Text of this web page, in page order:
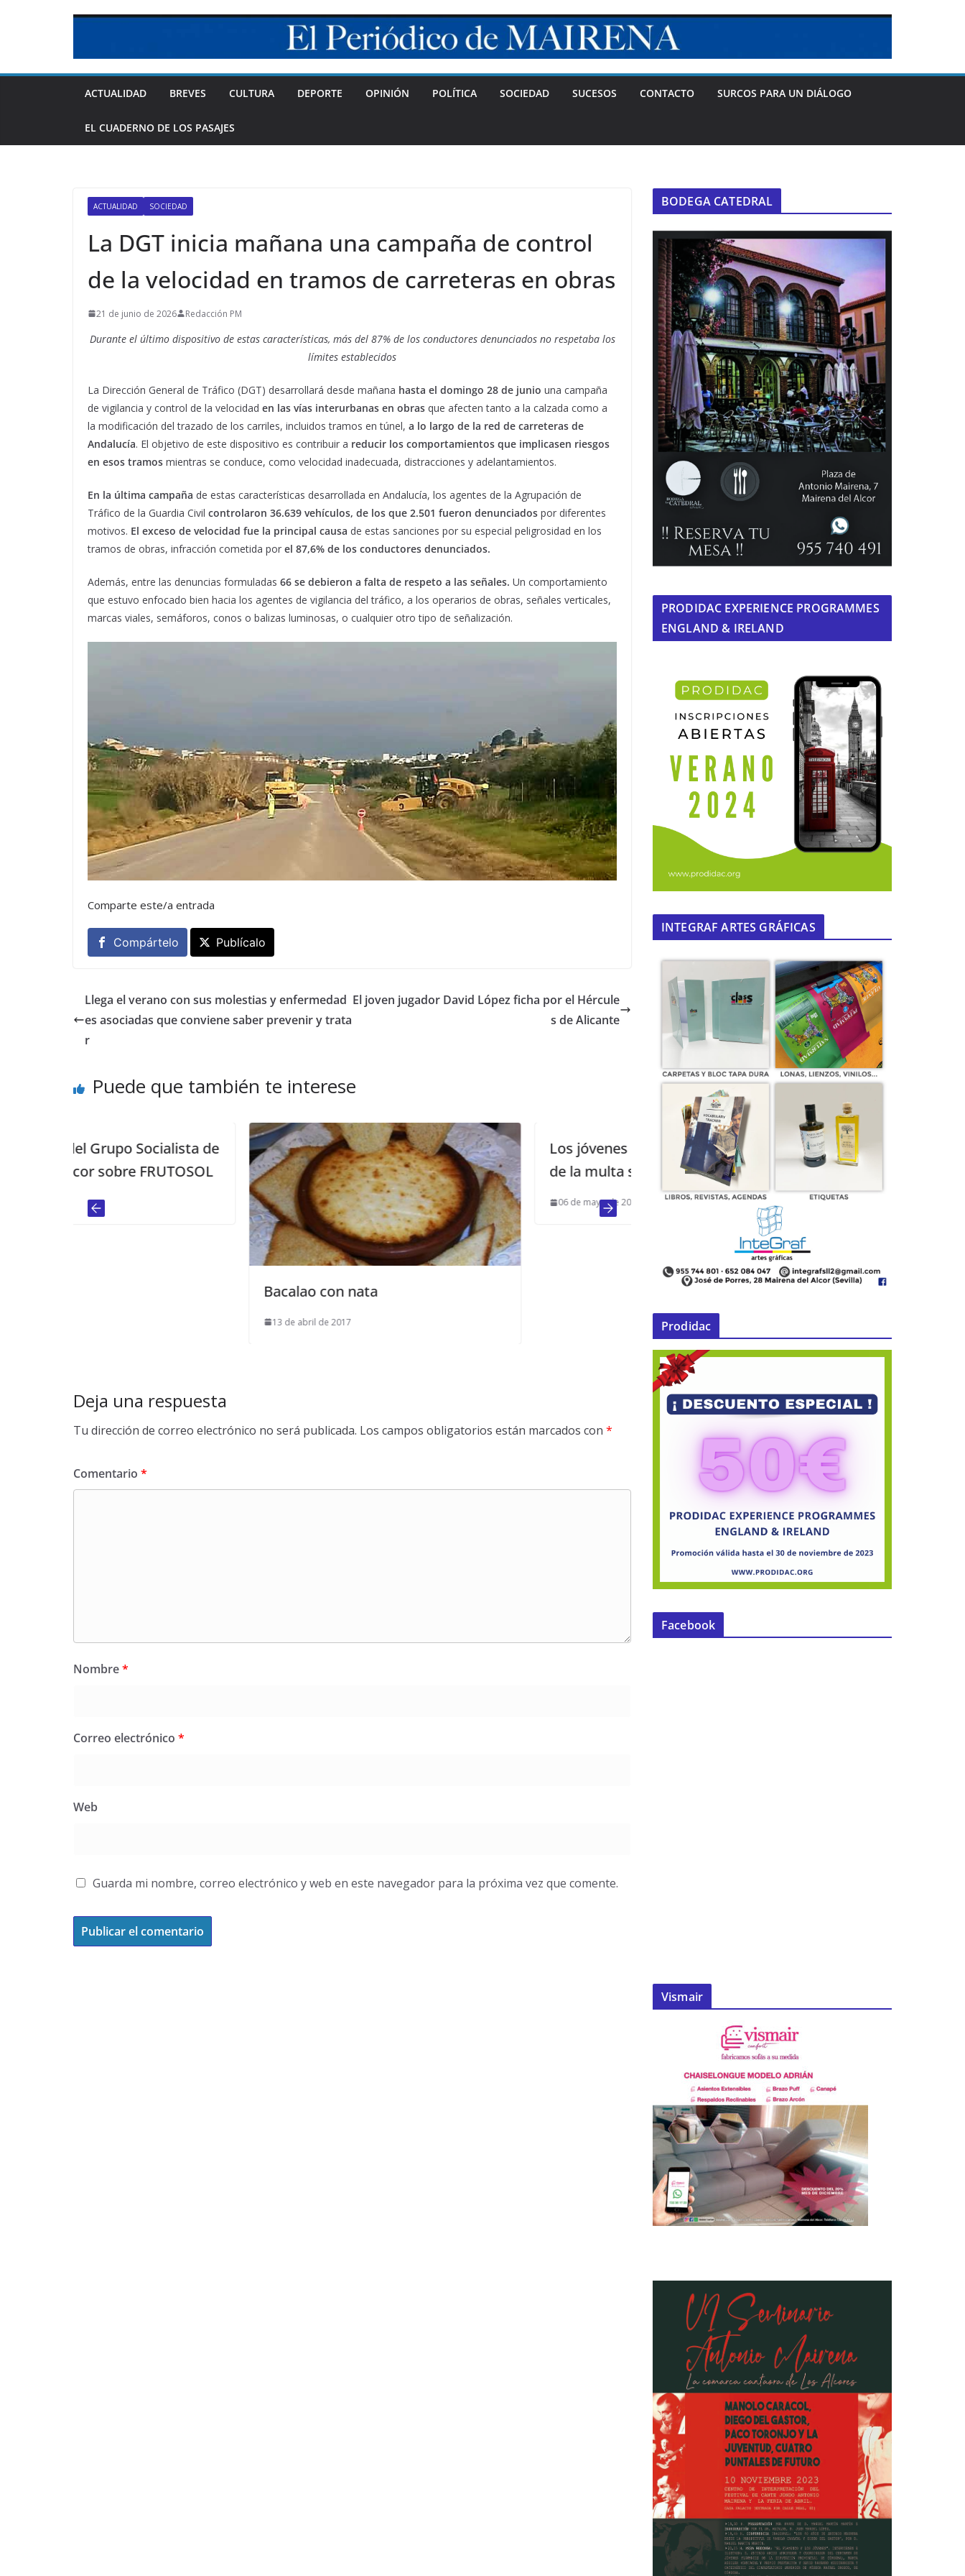
ACTUALIDAD BREVES CULTURA DEPORTE OPINIÓN POLÍTICA SOCIEDAD SUCESOS CONTACTO SURCOS PARA UN DIÁLOGO
EL CUADERNO DE LOS PASAJES
ACTUALIDAD SOCIEDAD
La DGT inicia mañana una campaña de control
de la velocidad en tramos de carreteras en obras
21 de junio de 2026 Redacción PM
Durante el último dispositivo de estas características, más del 87% de los conductores denunciados no respetaba los
límites establecidos
La Dirección General de Tráfico (DGT) desarrollará desde mañana hasta el domingo 28 de junio una campaña
de vigilancia y control de la velocidad en las vías interurbanas en obras que afecten tanto a la calzada como a
la modificación del trazado de los carriles, incluidos tramos en túnel, a lo largo de la red de carreteras de
Andalucía. El objetivo de este dispositivo es contribuir a reducir los comportamientos que implicasen riesgos
en esos tramos mientras se conduce, como velocidad inadecuada, distracciones y adelantamientos.
En la última campaña de estas características desarrollada en Andalucía, los agentes de la Agrupación de
Tráfico de la Guardia Civil controlaron 36.639 vehículos, de los que 2.501 fueron denunciados por diferentes
motivos. El exceso de velocidad fue la principal causa de estas sanciones por su especial peligrosidad en los
tramos de obras, infracción cometida por el 87,6% de los conductores denunciados.
Además, entre las denuncias formuladas 66 se debieron a falta de respeto a las señales. Un comportamiento
que estuvo enfocado bien hacia los agentes de vigilancia del tráfico, a los operarios de obras, señales verticales,
marcas viales, semáforos, conos o balizas luminosas, o cualquier otro tipo de señalización.
Comparte este/a entrada
Compártelo Publícalo
Llega el verano con sus molestias y enfermedad
es asociadas que conviene saber prevenir y trata
r
El joven jugador David López ficha por el Hércule
s de Alicante
Puede que también te interese
Los jóvenes ponen en marcha el “día
de la multa simbólica”
06 de mayo de 2013
Comunicado del Grupo Socialista de
Mairena del Alcor sobre FRUTOSOL
08 de julio de 2013
Deja una respuesta
Tu dirección de correo electrónico no será publicada. Los campos obligatorios están marcados con *
Comentario *
Nombre*
Correo electrónico *
Web
Guarda mi nombre, correo electrónico y web en este navegador para la próxima vez que comente.
BODEGA CATEDRAL
PRODIDAC EXPERIENCE PROGRAMMES
ENGLAND & IRELAND
INTEGRAF ARTES GRÁFICAS
Prodidac
Facebook
Vismair